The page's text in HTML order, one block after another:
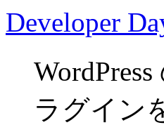
Developer
ラグイン